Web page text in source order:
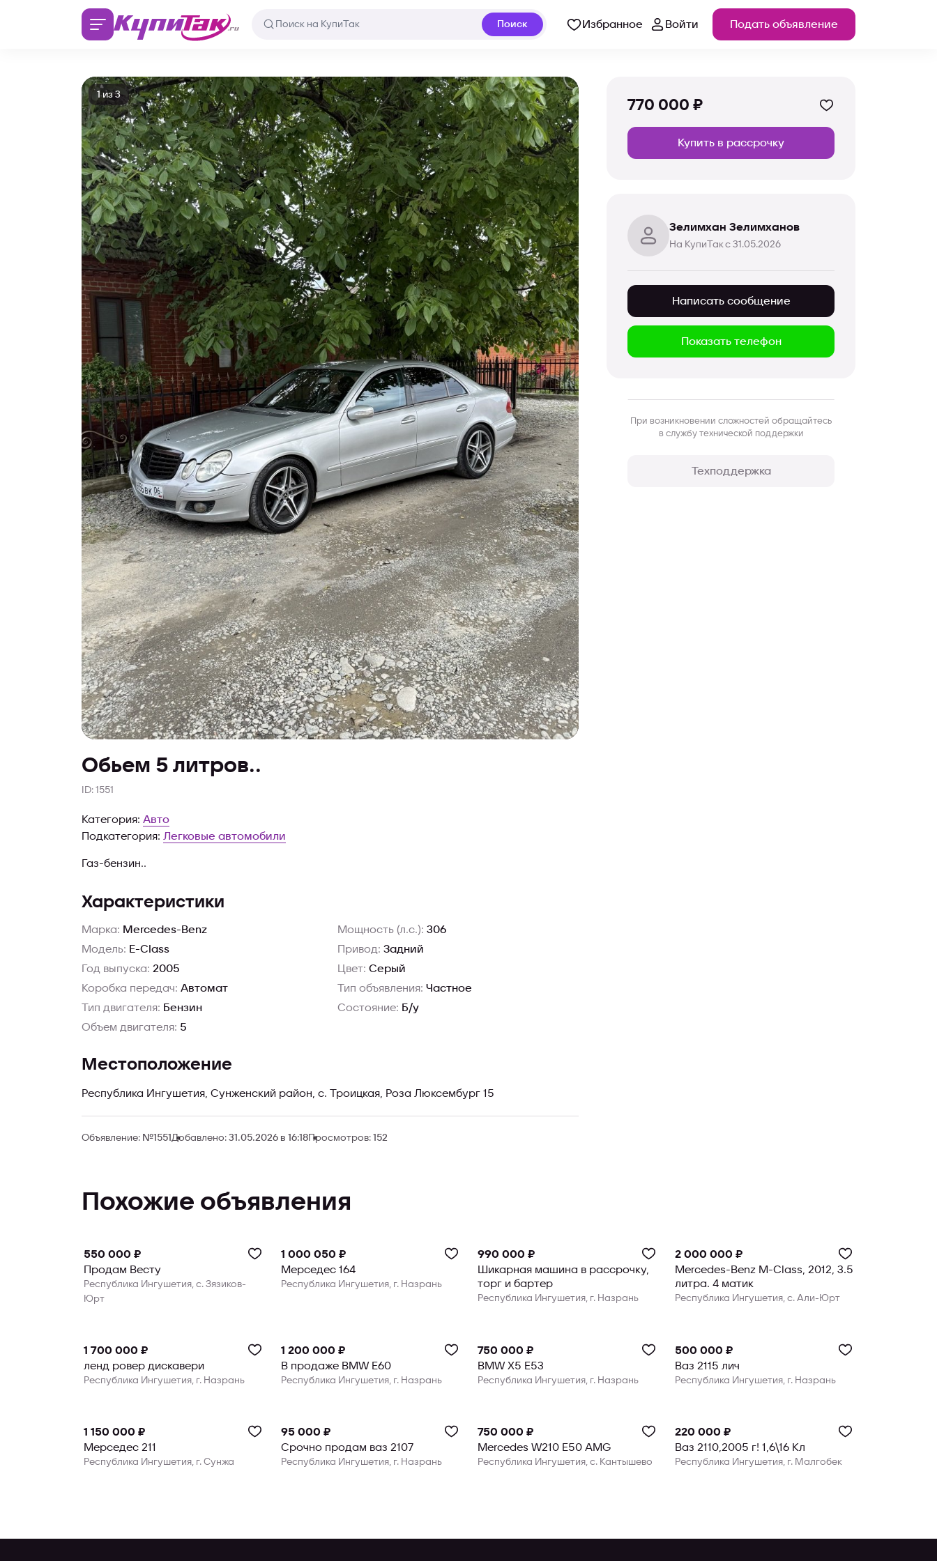
Поиск Избранное Войти Подать объявление
1из3
Обьем 5 литров..
ID: 1551
Категория: Авто
Подкатегория: Легковые автомобили
Газ-бензин..
Характеристики
Марка: Mercedes-Benz
Модель: E-Class
Год выпуска: 2005
Коробка передач: Автомат
Тип двигателя: Бензин
Объем двигателя: 5
Мощность (л.с.): 306
Привод: Задний
Цвет: Серый
Тип объявления: Частное
Состояние: Б/у
Местоположение
Республика Ингушетия, Сунженский район, с. Троицкая, Роза Люксембург 15
Объявление: №1551Добавлено: 31.05.2026 в 16:18Просмотров: 152
770 000 ₽
Купить в рассрочку
Зелимхан Зелимханов
На КупиТак с 31.05.2026
Написать сообщение
Показать телефон
При возникновении сложностей обращайтесь
в службу технической поддержки
Техподдержка
Похожие объявления
Продвигается
550 000 ₽
Продам Весту
Республика Ингушетия, с. Зязиков-
Юрт
1 000 050 ₽
Мерседес 164
Республика Ингушетия, г. Назрань
990 000 ₽
Шикарная машина в рассрочку,
торг и бартер
Республика Ингушетия, г. Назрань
2 000 000 ₽
Mercedes-Benz M-Class, 2012, 3.5
литра. 4 матик
Республика Ингушетия, с. Али-Юрт
1 700 000 ₽
ленд ровер дискавери
Республика Ингушетия, г. Назрань
1 200 000 ₽
В продаже BMW E60
Республика Ингушетия, г. Назрань
750 000 ₽
BMW X5 E53
Республика Ингушетия, г. Назрань
500 000 ₽
Ваз 2115 лич
Республика Ингушетия, г. Назрань
1 150 000 ₽
Мерседес 211
Республика Ингушетия, г. Сунжа
95 000 ₽
Срочно продам ваз 2107
Республика Ингушетия, г. Назрань
750 000 ₽
Mercedes W210 E50 AMG
Республика Ингушетия, с. Кантышево
220 000 ₽
Ваз 2110,2005 г! 1,6\16 Кл
Республика Ингушетия, г. Малгобек